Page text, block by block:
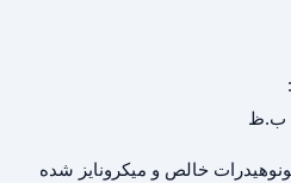
خالص و میکرونایز شده